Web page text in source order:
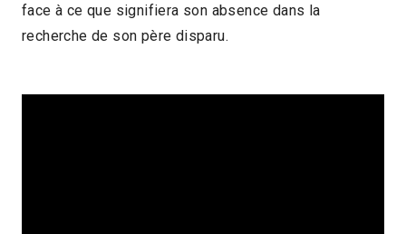
2021 > Compétition Court-métrage
face à ce que signifiera son absence dans la
recherche de son père disparu.